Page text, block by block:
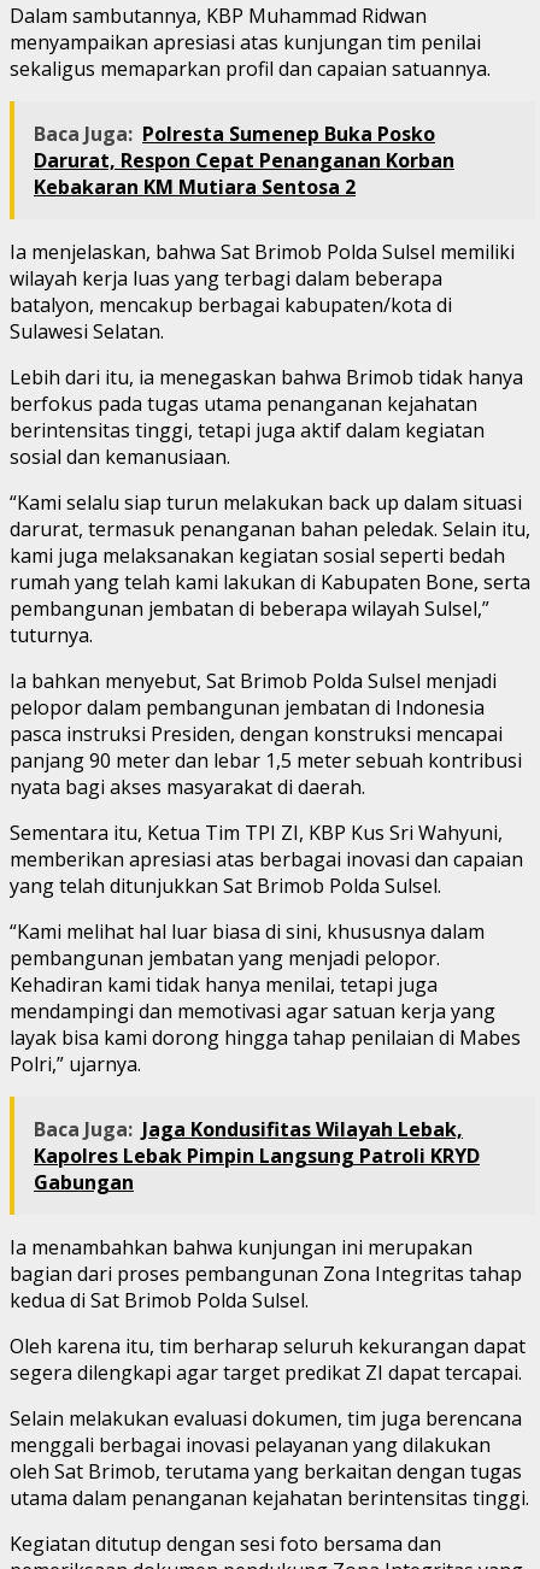
Dalam sambutannya, KBP Muhammad Ridwan
menyampaikan apresiasi atas kunjungan tim penilai
sekaligus memaparkan profil dan capaian satuannya.
Baca Juga: Polresta Sumenep Buka Posko
Darurat, Respon Cepat Penanganan Korban
Kebakaran KM Mutiara Sentosa 2
Ia menjelaskan, bahwa Sat Brimob Polda Sulsel memiliki
wilayah kerja luas yang terbagi dalam beberapa
batalyon, mencakup berbagai kabupaten/kota di
Sulawesi Selatan.
Lebih dari itu, ia menegaskan bahwa Brimob tidak hanya
berfokus pada tugas utama penanganan kejahatan
berintensitas tinggi, tetapi juga aktif dalam kegiatan
sosial dan kemanusiaan.
“Kami selalu siap turun melakukan back up dalam situasi
darurat, termasuk penanganan bahan peledak. Selain itu,
kami juga melaksanakan kegiatan sosial seperti bedah
rumah yang telah kami lakukan di Kabupaten Bone, serta
pembangunan jembatan di beberapa wilayah Sulsel,”
tuturnya.
Ia bahkan menyebut, Sat Brimob Polda Sulsel menjadi
pelopor dalam pembangunan jembatan di Indonesia
pasca instruksi Presiden, dengan konstruksi mencapai
panjang 90 meter dan lebar 1,5 meter sebuah kontribusi
nyata bagi akses masyarakat di daerah.
Sementara itu, Ketua Tim TPI ZI, KBP Kus Sri Wahyuni,
memberikan apresiasi atas berbagai inovasi dan capaian
yang telah ditunjukkan Sat Brimob Polda Sulsel.
“Kami melihat hal luar biasa di sini, khususnya dalam
pembangunan jembatan yang menjadi pelopor.
Kehadiran kami tidak hanya menilai, tetapi juga
mendampingi dan memotivasi agar satuan kerja yang
layak bisa kami dorong hingga tahap penilaian di Mabes
Polri,” ujarnya.
Baca Juga: Jaga Kondusifitas Wilayah Lebak,
Kapolres Lebak Pimpin Langsung Patroli KRYD
Gabungan
Ia menambahkan bahwa kunjungan ini merupakan
bagian dari proses pembangunan Zona Integritas tahap
kedua di Sat Brimob Polda Sulsel.
Oleh karena itu, tim berharap seluruh kekurangan dapat
segera dilengkapi agar target predikat ZI dapat tercapai.
Selain melakukan evaluasi dokumen, tim juga berencana
menggali berbagai inovasi pelayanan yang dilakukan
oleh Sat Brimob, terutama yang berkaitan dengan tugas
utama dalam penanganan kejahatan berintensitas tinggi.
Kegiatan ditutup dengan sesi foto bersama dan